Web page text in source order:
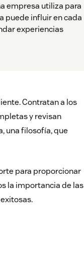
empresa utiliza para
puede influir en cada
experiencias
Contratan a los
y revisan
una filosofía, que
para proporcionar
la importancia de las